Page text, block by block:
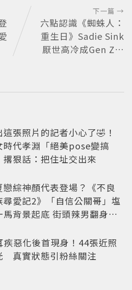
下一篇 →
六點認識《蜘蛛人：
重生日》Sadie Sink
厭世高冷成Gen Z新
這張照片的記者小心了🤣！
時代孝淵「絕美pose變搞
撂狠話：把住址交出來
戀綜神顏代表登場？《不良
尋愛記2》「自信公關哥」塩
馬背景起底 街頭辣男翻身當
疾惡化後首現身！44張近照
真實狀態引粉絲關注